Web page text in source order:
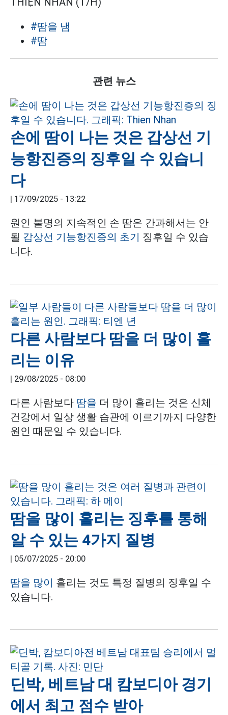
#땀을 냄
#땀
관련 뉴스
손에 땀이 나는 것은 갑상선 기
능항진증의 징후일 수 있습니
다
| 17/09/2025 - 13:22
원인 불명의 지속적인 손 땀은 간과해서는 안
될 갑상선 기능항진증의 초기 징후일 수 있습
니다.
다른 사람보다 땀을 더 많이 흘
리는 이유
| 29/08/2025 - 08:00
다른 사람보다 땀을 더 많이 흘리는 것은 신체
건강에서 일상 생활 습관에 이르기까지 다양한
원인 때문일 수 있습니다.
땀을 많이 흘리는 징후를 통해
알 수 있는 4가지 질병
| 05/07/2025 - 20:00
땀을 많이 흘리는 것도 특정 질병의 징후일 수
있습니다.
딘박, 베트남 대 캄보디아 경기
에서 최고 점수 받아